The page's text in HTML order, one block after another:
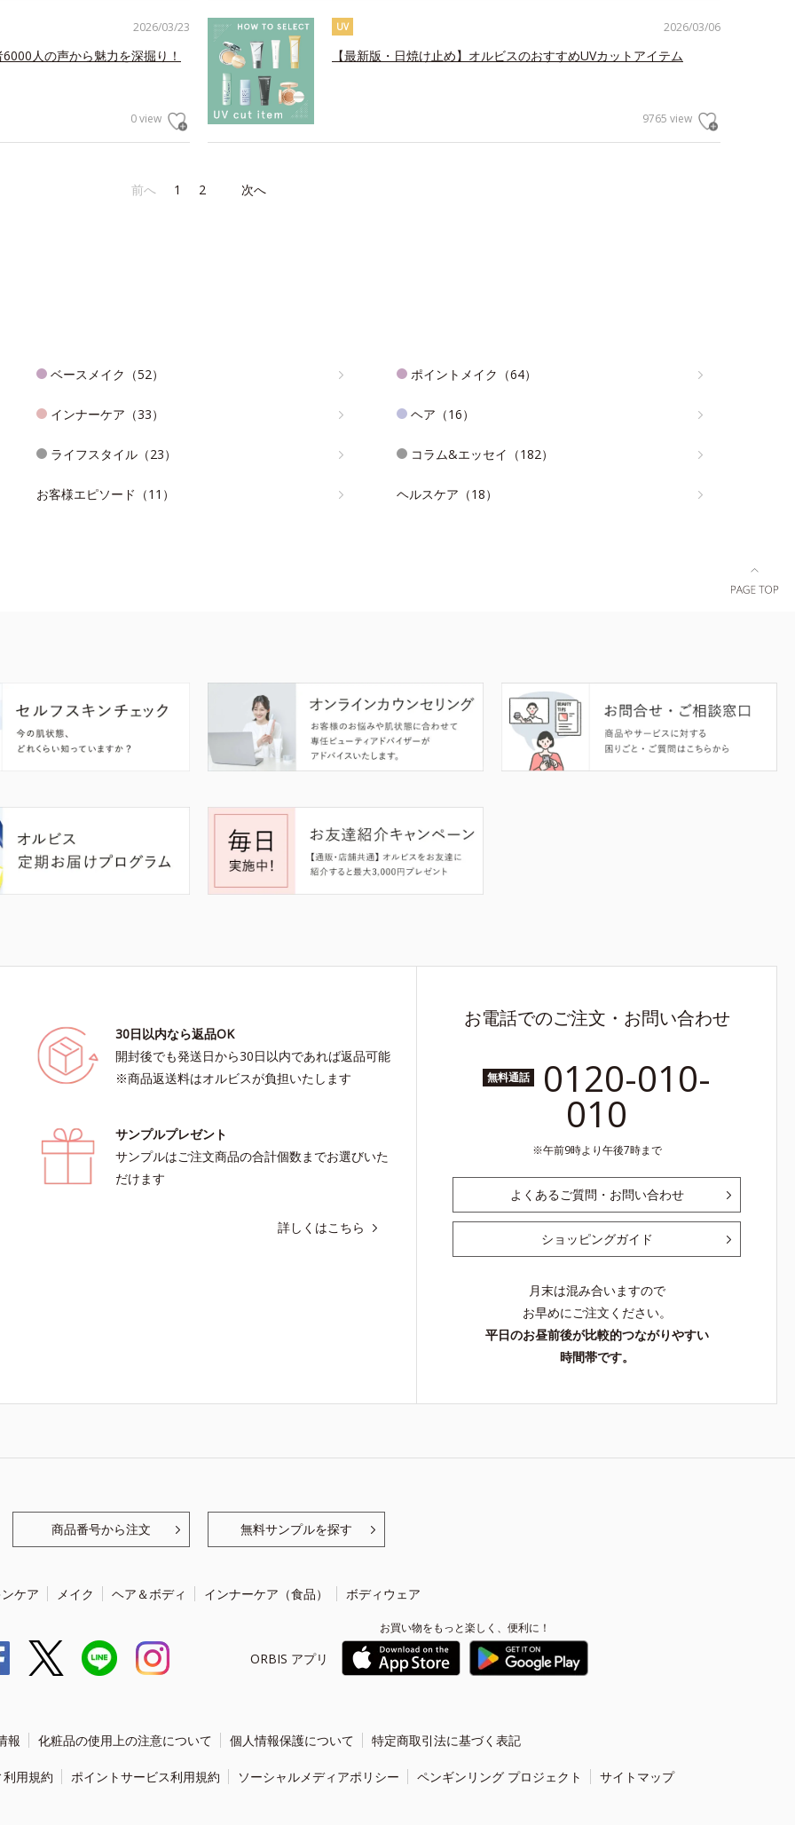
2026/03/23
人の声から魅力を深掘り！
0 view
2026/03/06
UV
【最新版・日焼け止め】オルビスのおすすめUVカットアイテム
9765 view
前へ 1 2 次へ
ベースメイク（52） ポイントメイク（64）
インナーケア（33） ヘア（16）
ライフスタイル（23） コラム&エッセイ（182）
お客様エピソード（11） ヘルスケア（18）
30日以内なら返品OK
開封後でも発送日から30日以内であれば返品可能
※商品返送料はオルビスが負担いたします
サンプルプレゼント
サンプルはご注文商品の合計個数までお選びいた
だけます
詳しくはこちら
お電話でのご注文・お問い合わせ
無料通話 0120-010-
010
午前9時より午後7時まで
よくあるご質問・お問い合わせ
ショッピングガイド
月末は混み合いますので
お早めにご注文ください。
平日のお昼前後が比較的つながりやすい
時間帯です。
商品番号から注文 無料サンプルを探す
ケア メイク ヘア＆ボディ インナーケア（食品） ボディウェア
ORBIS アプリ
お買い物をもっと楽しく、便利に！
報 化粧品の使用上の注意について 個人情報保護について 特定商取引法に基づく表記
用規約 ポイントサービス利用規約 ソーシャルメディアポリシー ペンギンリング プロジェクト サイトマップ